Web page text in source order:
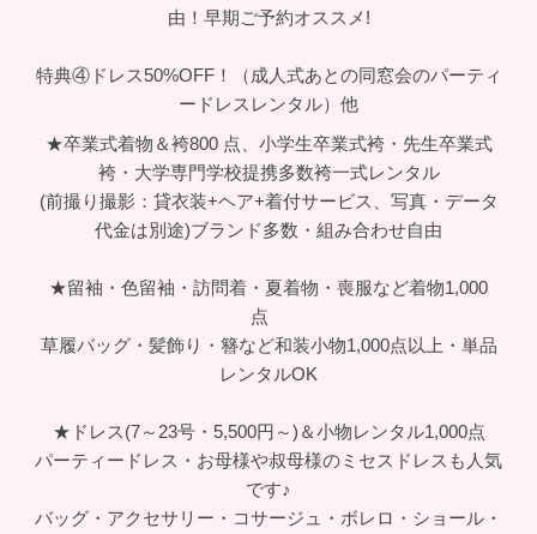
由！早期ご予約オススメ!
特典④ドレス50%OFF！（成人式あとの同窓会のパーティ
ードレスレンタル）他
★卒業式着物＆袴800 点、小学生卒業式袴・先生卒業式
袴・大学専門学校提携多数袴一式レンタル
(前撮り撮影：貸衣装+ヘア+着付サービス、写真・データ
代金は別途)ブランド多数・組み合わせ自由
★留袖・色留袖・訪問着・夏着物・喪服など着物1,000
点
草履バッグ・髪飾り・簪など和装小物1,000点以上・単品
レンタルOK
★ドレス(7～23号・5,500円～)＆小物レンタル1,000点
パーティードレス・お母様や叔母様のミセスドレスも人気
です♪
バッグ・アクセサリー・コサージュ・ボレロ・ショール・